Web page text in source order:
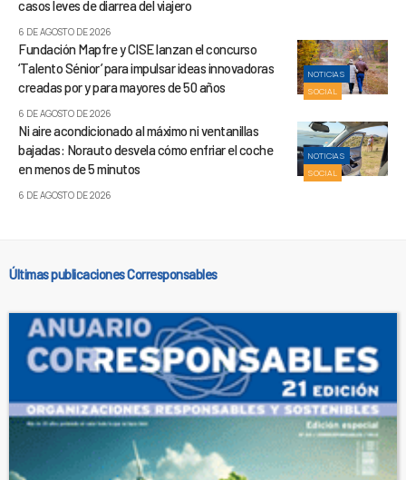
casos leves de diarrea del viajero
6 DE AGOSTO DE 2026
NOTICIAS
SOCIAL
Fundación Mapfre y CISE lanzan el concurso
‘Talento Sénior’ para impulsar ideas innovadoras
creadas por y para mayores de 50 años
6 DE AGOSTO DE 2026
NOTICIAS
SOCIAL
Ni aire acondicionado al máximo ni ventanillas
bajadas: Norauto desvela cómo enfriar el coche
en menos de 5 minutos
6 DE AGOSTO DE 2026
Últimas publicaciones Corresponsables